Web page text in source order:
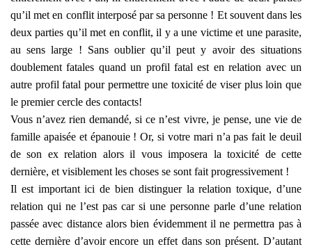
qu’il met en conflit interposé par sa personne ! Et souvent dans les
deux parties qu’il met en conflit, il y a une victime et une parasite,
au sens large ! Sans oublier qu’il peut y avoir des situations
doublement fatales quand un profil fatal est en relation avec un
autre profil fatal pour permettre une toxicité de viser plus loin que
le premier cercle des contacts!
Vous n’avez rien demandé, si ce n’est vivre, je pense, une vie de
famille apaisée et épanouie ! Or, si votre mari n’a pas fait le deuil
de son ex relation alors il vous imposera la toxicité de cette
dernière, et visiblement les choses se sont fait progressivement !
Il est important ici de bien distinguer la relation toxique, d’une
relation qui ne l’est pas car si une personne parle d’une relation
passée avec distance alors bien évidemment il ne permettra pas à
cette dernière d’avoir encore un effet dans son présent. D’autant